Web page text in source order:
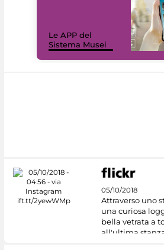
Le APP del
Sistema Musei
05/10/2018
Attraverso uno
una curiosa
bella vetrata a
all'ultima